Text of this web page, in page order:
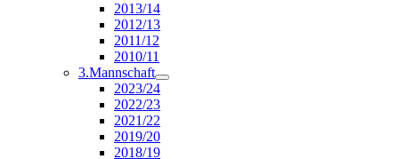
2013/14
2012/13
2011/12
2010/11
3.Mannschaft
2023/24
2022/23
2021/22
2019/20
2018/19